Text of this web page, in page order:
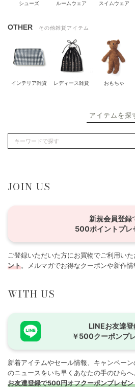
シューズ ルームウェア スイムウェア
OTHER その他雑貨アイテム
インテリア雑貨 レディース雑貨 おもちゃ
アイテムを探
JOIN US
新規会員登録
500ポイントプレ
ご登録いただいた方にお買物でご利用いた
ント。メルマガでお得なクーポンや新作情
WITH US
LINEお友達
￥500クーポンプ
新着アイテムやセール情報、キャンペー
のニュースをいち早くあなたの手のひらへ
お友達登録で500円オフクーポンプレゼン